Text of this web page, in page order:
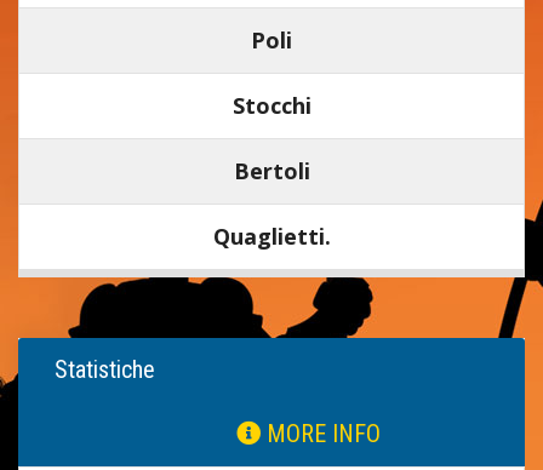
Poli
Stocchi
Bertoli
Quaglietti.
Statistiche
MORE INFO